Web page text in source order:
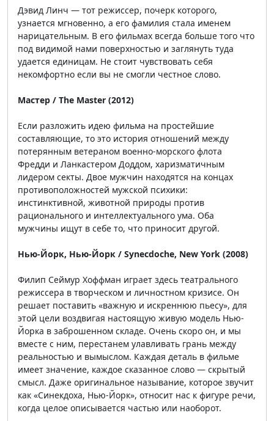
Дэвид Линч — тот режиссер, почерк которого,
узнается мгновенно, а его фамилия стала именем
нарицательным. В его фильмах всегда больше того что
под видимой нами поверхностью и заглянуть туда
удается единицам. Не стоит чувствовать себя
некомфортно если вы не смогли честное слово.
Мастер / The Master (2012)
Если разложить идею фильма на простейшие
составляющие, то это история отношений между
потерянным ветераном военно-морского флота
Фредди и Ланкастером Доддом, харизматичным
лидером секты. Двое мужчин находятся на концах
противоположностей мужской психики:
инстинктивной, животной природы против
рационального и интеллектуального ума. Оба
мужчины ищут в себе то, что приносит другой.
Нью-Йорк, Нью-Йорк / Synecdoche, New York (2008)
Филип Сеймур Хоффман играет здесь театрального
режиссера в творческом и личностном кризисе. Он
решает поставить «важную и искреннюю пьесу», для
этой цели воздвигая настоящую живую модель Нью-
Йорка в заброшенном складе. Очень скоро он, и мы
вместе с ним, перестанем улавливать грань между
реальностью и вымыслом. Каждая деталь в фильме
имеет значение, каждое сказанное слово — скрытый
смысл. Даже оригинальное называние, которое звучит
как «Синекдоха, Нью-Йорк», относит нас к фигуре речи,
когда целое описывается частью или наоборот.